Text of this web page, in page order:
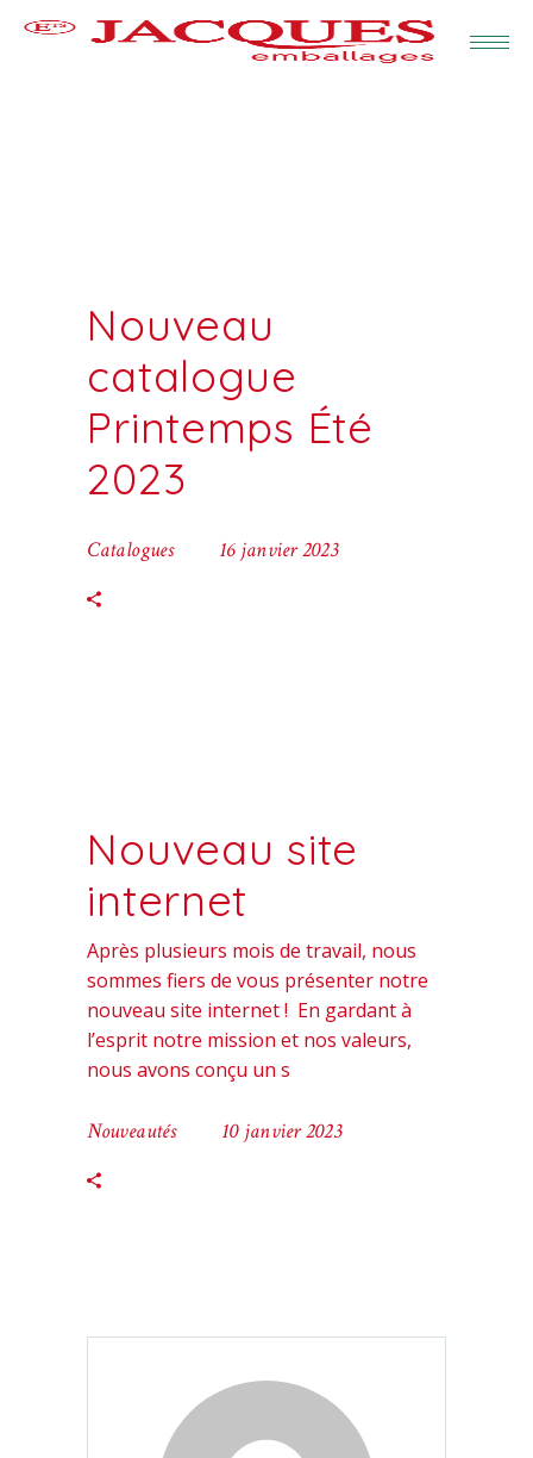
Nouveau
catalogue
Printemps Été
2023
Catalogues 16 janvier 2023
Nouveau site
internet
Après plusieurs mois de travail, nous
sommes fiers de vous présenter notre
nouveau site internet ! En gardant à
l’esprit notre mission et nos valeurs,
nous avons conçu un s
Nouveautés 10 janvier 2023